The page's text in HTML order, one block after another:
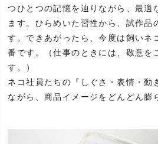
つひとつの記憶を辿りながら、最適
ます。ひらめいた習性から、試作品
す。できあがったら、今度は飼いネ
番です。（仕事のときには、敬意を
す。）
ネコ社員たちの『しぐさ・表情・動
ながら、商品イメージをどんどん膨